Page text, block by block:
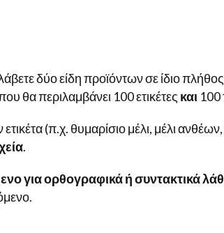
δύο είδη προϊόντων σε ίδιο
θα περιλαμβάνει 100 ετικέτες και 100
(π.χ. θυμαρίσιο μέλι, μέλι
.
για ορθογραφικά ή συντακτικά